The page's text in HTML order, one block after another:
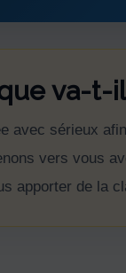
va-t-
avec sérieux
vers vous
apporter de la